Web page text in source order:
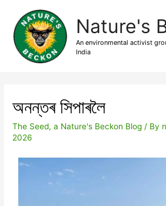
Nature's
An environmental activist
India
অনন্তৰ সিপাৰলৈ
The Seed, a Nature's Beckon Blog / By
2026